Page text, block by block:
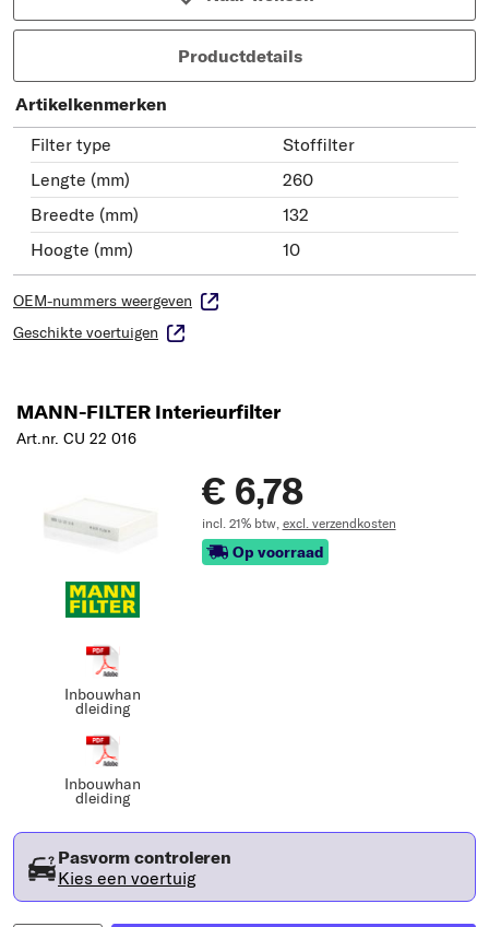
Productdetails
Artikelkenmerken
Filter type
Stoffilter
Lengte (mm)
260
Breedte (mm)
132
Hoogte (mm)
10
OEM-nummers weergeven
Geschikte voertuigen
MANN-FILTER Interieurfilter
Art.nr. CU 22 016
Inbouwhan
dleiding
Inbouwhan
dleiding
€ 6,78
incl. 21% btw, excl. verzendkosten
Op voorraad
Pasvorm controleren
Kies een voertuig